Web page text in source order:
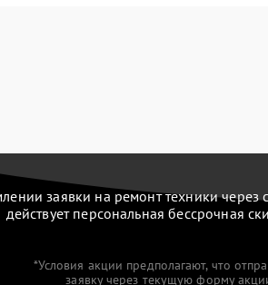
заявки на ремонт техники через
действует персональная бессрочная
*Условия акции предполагают, что
заявку через текущую форму